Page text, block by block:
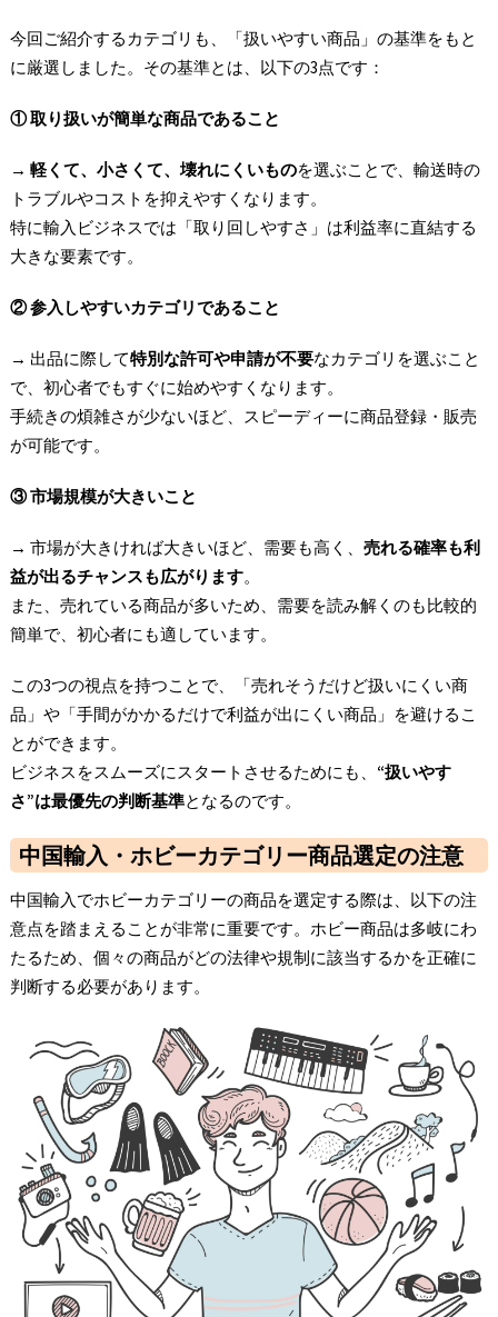
今回ご紹介するカテゴリも、「扱いやすい商品」の基準をもと
に厳選しました。その基準とは、以下の3点です：
①取り扱いが簡単な商品であること
→ 軽くて、小さくて、壊れにくいものを選ぶことで、輸送時の
トラブルやコストを抑えやすくなります。
特に輸入ビジネスでは「取り回しやすさ」は利益率に直結する
大きな要素です。
②参入しやすいカテゴリであること
→ 出品に際して特別な許可や申請が不要なカテゴリを選ぶこと
で、初心者でもすぐに始めやすくなります。
手続きの煩雑さが少ないほど、スピーディーに商品登録・販売
が可能です。
③市場規模が大きいこと
→ 市場が大きければ大きいほど、需要も高く、 売れる確率も利
益が出るチャンスも広がります。
また、売れている商品が多いため、需要を読み解くのも比較的
簡単で、初心者にも適しています。
この3つの視点を持つことで、「売れそうだけど扱いにくい商
品」や「手間がかかるだけで利益が出にくい商品」を避けるこ
とができます。
ビジネスをスムーズにスタートさせるためにも、 “扱いやす
さ”は最優先の判断基準となるのです。
中国輸入・ホビーカテゴリー商品選定の注意
中国輸入でホビーカテゴリーの商品を選定する際は、以下の注
意点を踏まえることが非常に重要です。ホビー商品は多岐にわ
たるため、個々の商品がどの法律や規制に該当するかを正確に
判断する必要があります。